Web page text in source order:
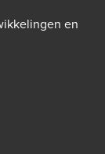
en